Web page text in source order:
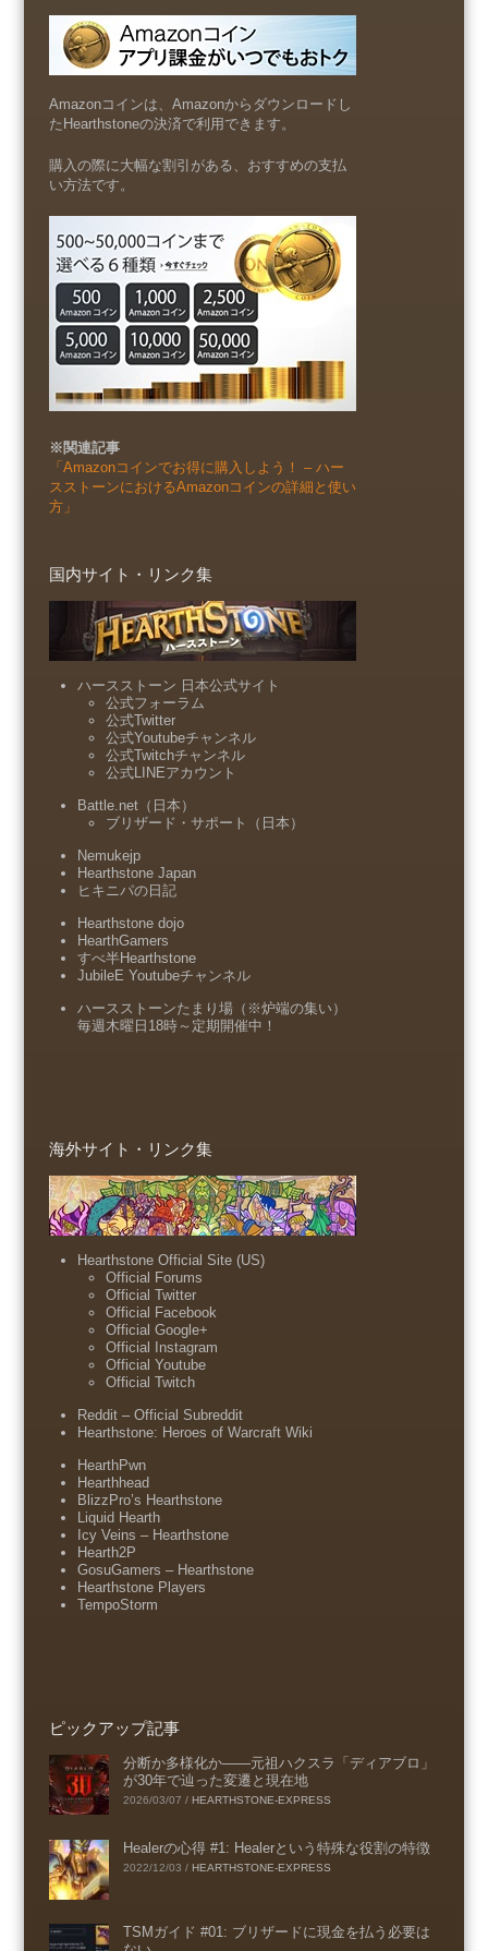
Amazonコインは、Amazonからダウンロードし
たHearthstoneの決済で利用できます。
購入の際に大幅な割引がある、おすすめの支払
い方法です。
※関連記事
「Amazonコインでお得に購入しよう！ – ハー
スストーンにおけるAmazonコインの詳細と使い
方」
国内サイト・リンク集
ハースストーン 日本公式サイト
公式フォーラム
公式Twitter
公式Youtubeチャンネル
公式Twitchチャンネル
公式LINEアカウント
Battle.net（日本）
ブリザード・サポート（日本）
Nemukejp
Hearthstone Japan
ヒキニパの日記
Hearthstone dojo
HearthGamers
すべ半Hearthstone
JubileE Youtubeチャンネル
ハースストーンたまり場（※炉端の集い）
毎週木曜日18時～定期開催中！
海外サイト・リンク集
Hearthstone Official Site (US)
Official Forums
Official Twitter
Official Facebook
Official Google+
Official Instagram
Official Youtube
Official Twitch
Reddit – Official Subreddit
Hearthstone: Heroes of Warcraft Wiki
HearthPwn
Hearthhead
BlizzPro’s Hearthstone
Liquid Hearth
Icy Veins – Hearthstone
Hearth2P
GosuGamers – Hearthstone
Hearthstone Players
TempoStorm
ピックアップ記事
分断か多様化か――元祖ハクスラ「ディアブロ」
が30年で辿った変遷と現在地
2026/03/07 / HEARTHSTONE-EXPRESS
Healerの心得 #1: Healerという特殊な役割の特徴
2022/12/03 / HEARTHSTONE-EXPRESS
TSMガイド #01: ブリザードに現金を払う必要は